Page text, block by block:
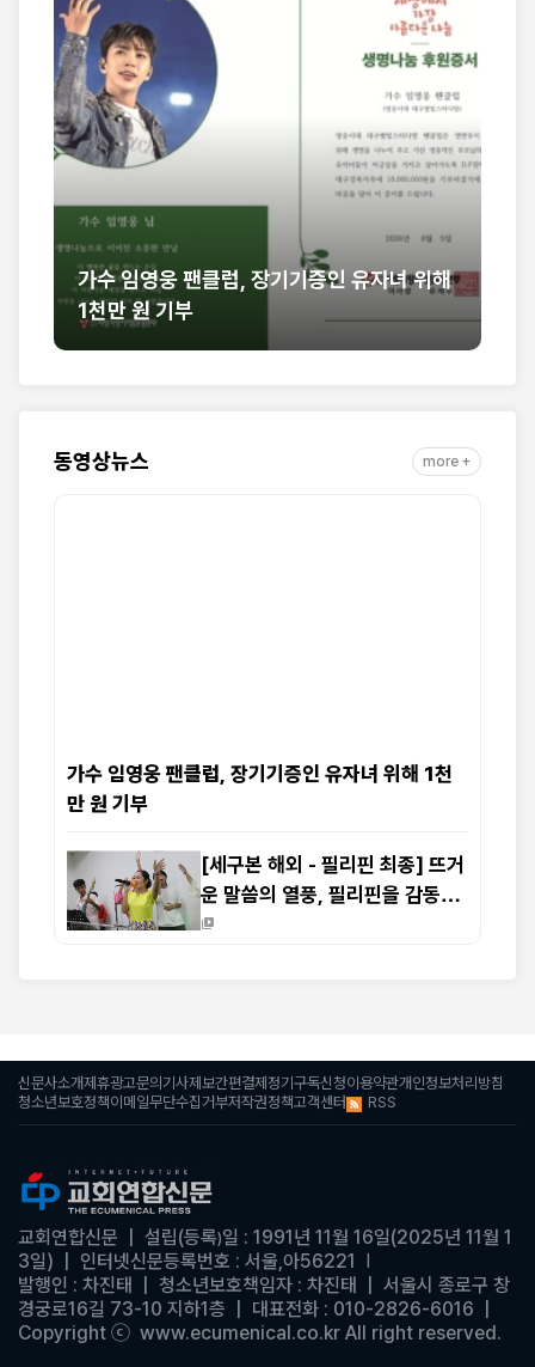
영웅 팬클럽, 장기기증인 유자녀 위해
기부
[세구본 해외 -
동영상뉴스 more +
가수 임영웅 팬클럽, 장기기증인 유자녀 위해 1천
만 원 기부
[세구본 해외 - 필리핀 최종] 뜨거
운 말씀의 열풍, 필리핀을 감동으
로 물들이다
신문사소개제휴광고문의 기사제보간편결제 정기구독신청이용약관개인정보처리방침
청소년보호정책 이메일무단수집거부저작권정책고객센터 RSS
교회연합신문 | 설립(등록)일 : 1991년 11월 16일(2025년 11월 1
3일)
인터넷신문등록번호 : 서울,아56221
발행인 : 차진태 | 청소년보호책임자 : 차진태
| 서울시 종로구 창
경궁로16길 73-10 지하1층 | 대표전화 : 010-2826-6016
Copyright ⓒ www.ecumenical.co.kr All right reserved.